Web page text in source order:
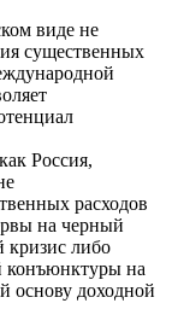
виде не
существенных
Россия,
расходов
на черный
кризис либо
конъюнктуры на
основу доходной